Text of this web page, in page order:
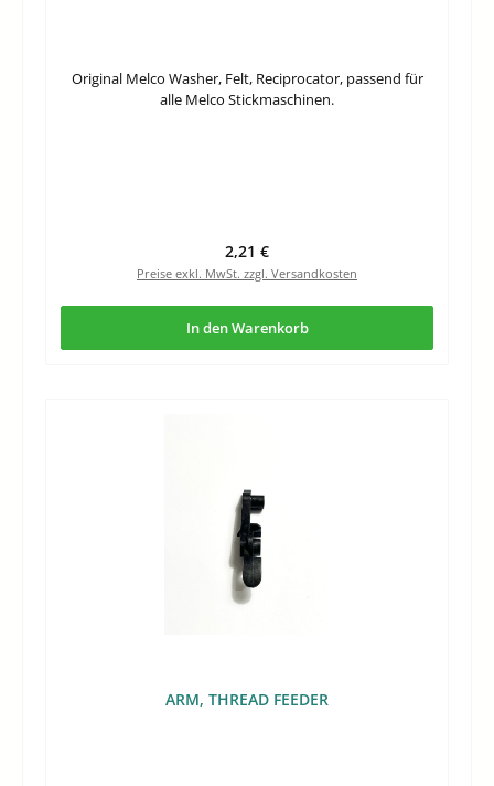
Original Melco Washer, Felt, Reciprocator, passend für
alle Melco Stickmaschinen.
Regulärer Preis:
2,21 €
Preise exkl. MwSt. zzgl. Versandkosten
In den Warenkorb
ARM, THREAD FEEDER